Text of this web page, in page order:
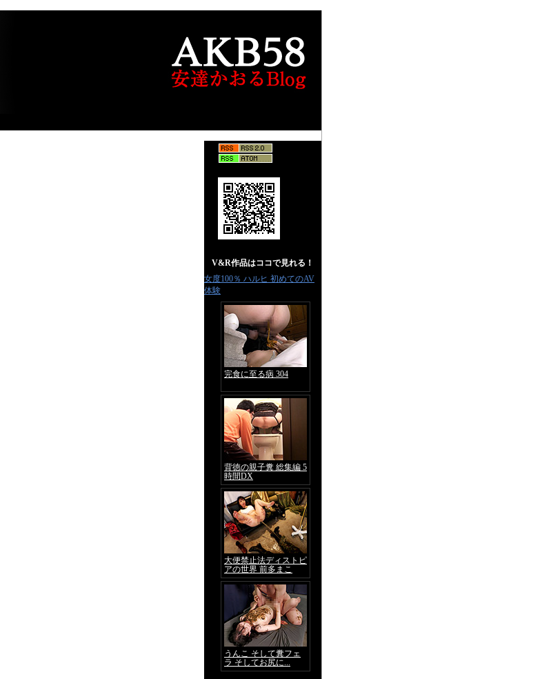
V&R作品はココで見れる！
女度100％ ハルヒ 初めてのAV
体験